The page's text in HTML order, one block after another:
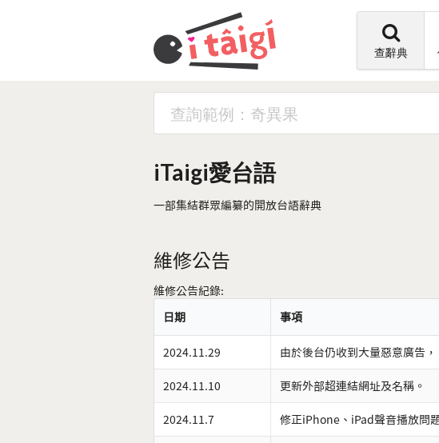
查辭典
iTaigi愛台語
一部集結群眾編纂的開放台語辭典
維修公告
維修公告紀錄:
日期
事項
2024.11.29 由於後台仍收到大量惡意廣告
2024.11.10 更新外部超連結網址及名稱。
2024.11.7 修正iPhone、iPad聲音播放問